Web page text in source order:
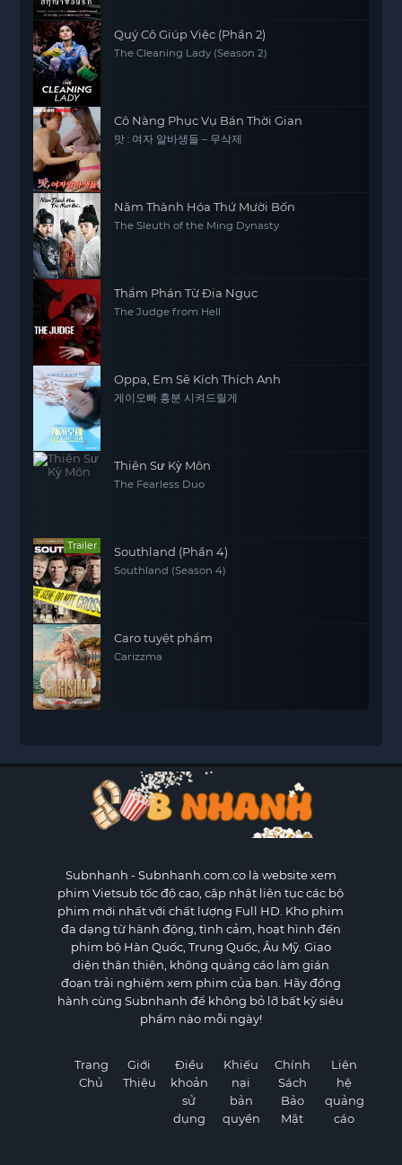
Quý Cô Giúp Việc (Phần 2)
The Cleaning Lady (Season 2)
Cô Nàng Phục Vụ Bán Thời Gian
맛 : 여자 알바생들 – 무삭제
Năm Thành Hóa Thứ Mười Bốn
The Sleuth of the Ming Dynasty
Thẩm Phán Từ Địa Ngục
The Judge from Hell
Oppa, Em Sẽ Kích Thích Anh
게이오빠 흥분 시켜드릴게
Thiên Sư Kỳ Môn
The Fearless Duo
Trailer Southland (Phần 4)
Southland (Season 4)
Caro tuyệt phẩm
Carizzma
Subnhanh - Subnhanh.com.co là website xem
phim Vietsub tốc độ cao, cập nhật liên tục các bộ
phim mới nhất với chất lượng Full HD. Kho phim
đa dạng từ hành động, tình cảm, hoạt hình đến
phim bộ Hàn Quốc, Trung Quốc, Âu Mỹ. Giao
diện thân thiện, không quảng cáo làm gián
đoạn trải nghiệm xem phim của bạn. Hãy đồng
hành cùng Subnhanh để không bỏ lỡ bất kỳ siêu
phẩm nào mỗi ngày!
Trang
Chủ
Giới
Thiệu
Điều
khoản
sử
dụng
Khiếu
nại
bản
quyền
Chính
Sách
Bảo
Mật
Liên
hệ
quảng
cáo